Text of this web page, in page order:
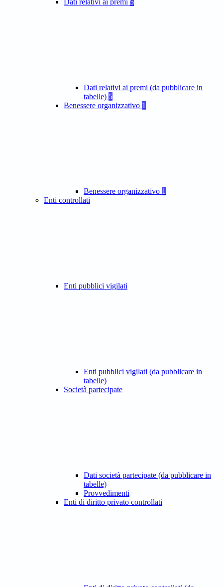
Dati relativi ai premi 5
Dati relativi ai premi (da pubblicare in
tabelle) 5
Benessere organizzativo 1
Benessere organizzativo 1
Enti controllati
Enti pubblici vigilati
Enti pubblici vigilati (da pubblicare in
tabelle)
Società partecipate
Dati società partecipate (da pubblicare in
tabelle)
Provvedimenti
Enti di diritto privato controllati